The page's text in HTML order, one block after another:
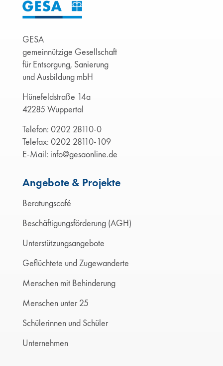
GESA
gemeinnützige Gesellschaft
für Entsorgung, Sanierung
und Ausbildung mbH
Hünefeldstraße 14a
42285 Wuppertal
Telefon: 0202 28110-0
Telefax: 0202 28110-109
E-Mail: info@gesaonline.de
Angebote & Projekte
Beratungscafé
Beschäftigungsförderung (AGH)
Unterstützungsangebote
Geflüchtete und Zugewanderte
Menschen mit Behinderung
Menschen unter 25
Schülerinnen und Schüler
Unternehmen